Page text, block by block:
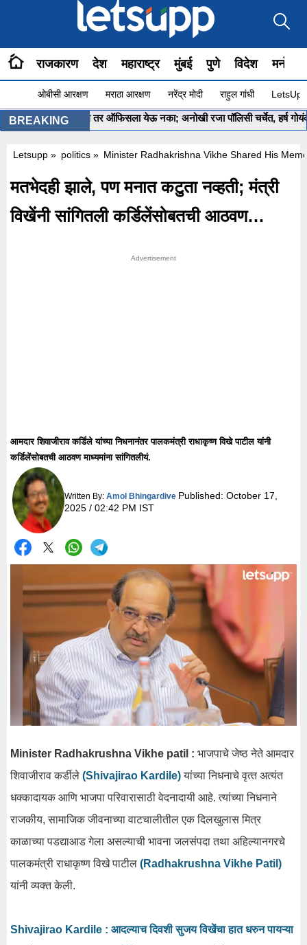
राजकारण देश महाराष्ट्र मुंबई पुणे विदेश
ओबीसी आरक्षण मराठा आरक्षण नरेंद्र मोदी राहुल गांधी
BREAKING
‘अनहॅप्पी’ असाल तर ऑफिसला येऊ नका; अनोखी रजा पॉलिसी चर्चेत, हर्ष गोयंकाही
Letsupp » politics » Minister Radhakrishna Vikhe Shared His
मतभेदही झाले, पण मनात कटुता नव्हती; मंत्री
विखेंनी सांगितली कर्डिलेंसोबतची आठवण…
आमदार शिवाजीराव कर्डिले यांच्या निधनानंतर पालकमंत्री राधाकृष्ण विखे पाटील यांनी
कर्डिलेंसोबतची आठवण माध्यमांना सांगितलीयं.
Written By:Amol Bhingardive Published:October 17,
2025 / 02:42 PM IST
Minister Radhakrushna Vikhe patil : भाजपाचे जेष्‍ठ नेते आमदार
शिवाजीराव कर्डीले (Shivajirao Kardile)यांच्‍या निधनाचे वृत्‍त अत्‍यंत
धक्‍कादायक आणि भाजपा परिवारासाठी वेदनादायी आहे. त्‍यांच्‍या निधनाने
राजकीय, सामाजिक जीवनाच्‍या वाटचालीतील एक दिलखुलास मित्र
काळाच्‍या पडद्याआड गेला असल्‍याची भावना जलसंपदा तथा अहिल्‍यानगरचे
पालकमंत्री राधाकृष्‍ण विखे पाटील (Radhakrushna Vikhe Patil)
यांनी व्‍यक्‍त केली.
Shivajirao Kardile : आदल्याच दिवशी सुजय विखेंचा हात धरुन पायऱ्या